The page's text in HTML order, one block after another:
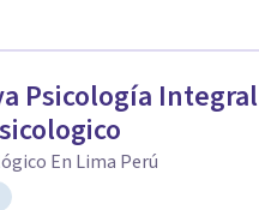
Psicología Integral
En Lima Perú